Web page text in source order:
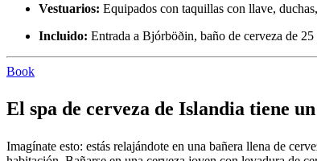
Vestuarios: Equipados con taquillas con llave,
Incluido: Entrada a Bjórböðin, baño de cerveza de
Book
El spa de cerveza de Islandia tiene
Imagínate esto: estás relajándote en una bañera llena de